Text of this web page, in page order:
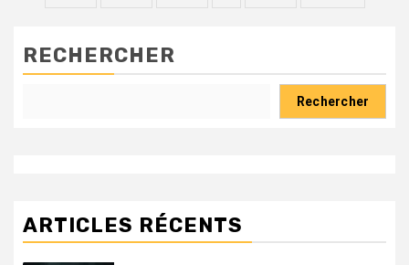
RECHERCHER
Rechercher
ARTICLES RÉCENTS